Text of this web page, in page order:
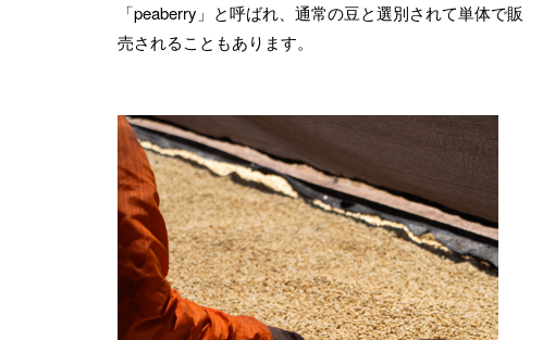
「peaberry」と呼ばれ、通常の豆と選別されて単体で販
売されることもあります。